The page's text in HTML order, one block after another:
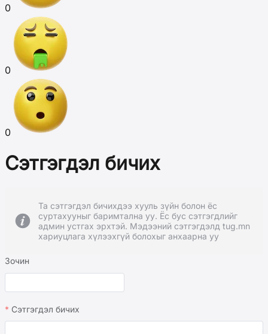
0
0
0
Сэтгэгдэл бичих
Та сэтгэгдэл бичихдээ хууль зүйн болон ёс
суртахууныг баримтална уу. Ёс бус сэтгэгдлийг
админ устгах эрхтэй. Мэдээний сэтгэгдэлд tug.mn
хариуцлага хүлээхгүй болохыг анхаарна уу
Зочин
Сэтгэгдэл бичих